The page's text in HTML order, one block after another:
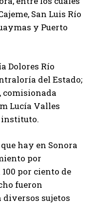
San Luis Río
y Puerto
Dolores Río
del Estado;
comisionada
Lucía Valles
instituto.
hay en Sonora
por
por ciento de
fueron
sujetos